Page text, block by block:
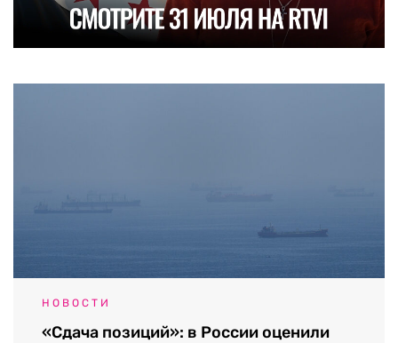
НОВОСТИ
«Сдача позиций»: в России оценили